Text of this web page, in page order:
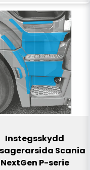
Instegsskydd
Scania
NextGen P-serie